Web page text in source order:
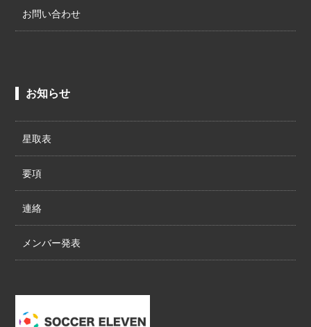
お問い合わせ
お知らせ
星取表
要項
連絡
メンバー発表